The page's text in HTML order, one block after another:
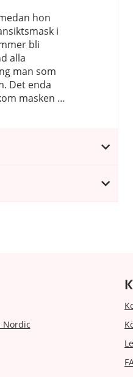
hon
i
bli
alla
man som
Det enda
masken …
Nordic